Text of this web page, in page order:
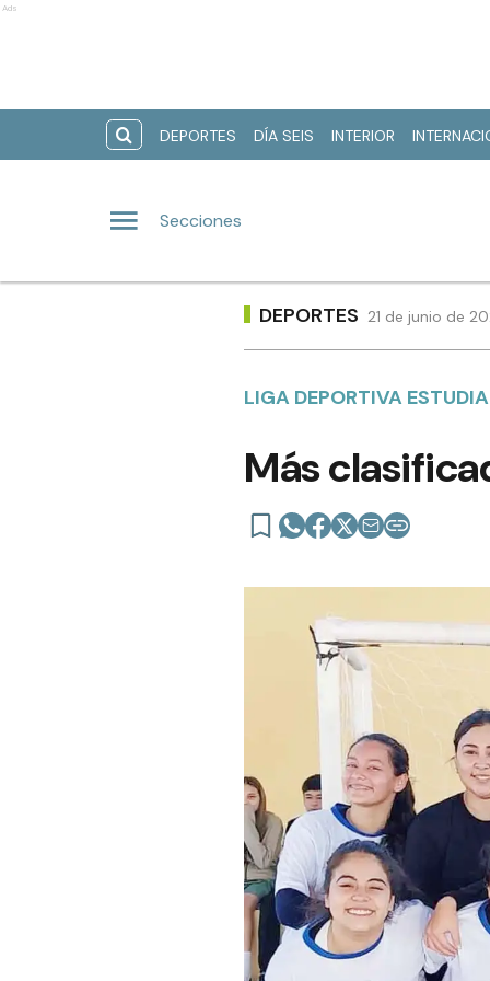
Ads
DEPORTES DÍA SEIS INTERIOR
Secciones
DEPORTES 21 de junio de
LIGA DEPORTIVA
Más